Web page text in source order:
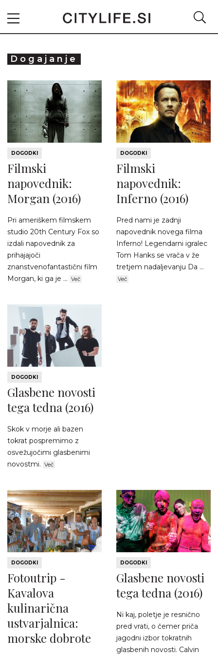
Dogajanje
DOGODKI
Filmski
napovednik:
Morgan (2016)
Pri ameriškem filmskem
studio 20th Century Fox so
izdali napovednik za
prihajajoči
znanstvenofantastični film
Morgan, ki ga je ... Več
DOGODKI
Filmski
napovednik:
Inferno (2016)
Pred nami je zadnji
napovednik novega filma
Inferno! Legendarni igralec
Tom Hanks se vrača v že
tretjem nadaljevanju Da ...
Več
DOGODKI
Glasbene novosti
tega tedna (2016)
Skok v morje ali bazen
tokrat pospremimo z
osvežujočimi glasbenimi
novostmi. Več
DOGODKI
Fotoutrip -
Kavalova
kulinarična
ustvarjalnica:
morske dobrote
DOGODKI
Glasbene novosti
tega tedna (2016)
Ni kaj, poletje je resnično
pred vrati, o čemer priča
jagodni izbor tokratnih
glasbenih novosti. Calvin